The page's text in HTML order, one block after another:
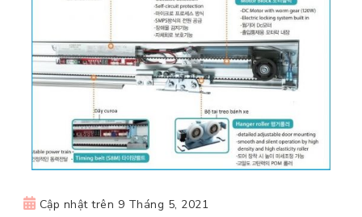
Cập nhật trên 9 Tháng 5, 2021